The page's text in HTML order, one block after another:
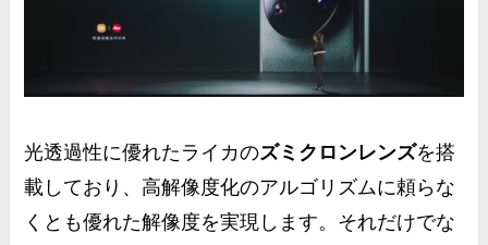
光透過性に優れたライカのズミクロンレンズを搭
載しており、高解像度化のアルゴリズムに頼らな
くとも優れた解像度を実現します。それだけでな